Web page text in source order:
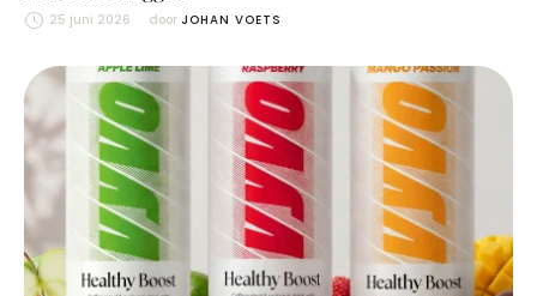
25 juni 2026 door JOHAN VOETS